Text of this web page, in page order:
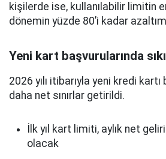
kişilerde ise, kullanılabilir limitin
dönemin yüzde 80’i kadar
Yeni kart başvurularında
2026 yılı itibarıyla yeni kredi
daha net sınırlar getirildi.
İlk yıl kart limiti, aylık net
olacak